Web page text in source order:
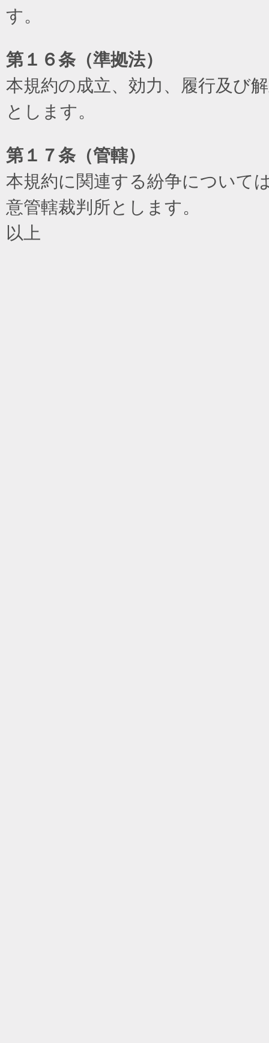
す。
第１６条（準拠法）
本規約の成立、効力、履行及び
とします。
第１７条（管轄）
本規約に関連する紛争について
意管轄裁判所とします。
以上